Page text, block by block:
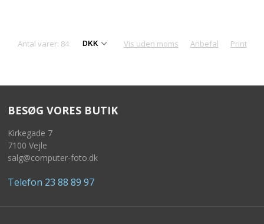
Antal varer: 84 Vis uden moms Anbefal Print
BESØG VORES BUTIK
Kirkegade 7
7100 Vejle
salg@computer-foto.dk
Telefon 23 88 89 97